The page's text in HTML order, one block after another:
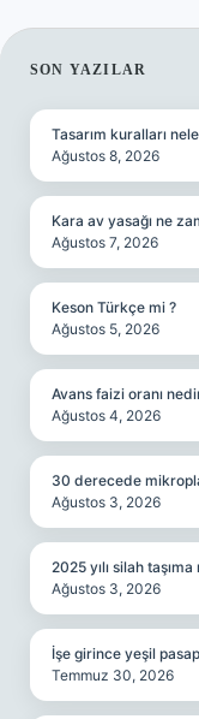
SON YAZILAR
Tasarım kuralları
Ağustos 8, 2026
Kara av yasağı ne
Ağustos 7, 2026
Keson Türkçe mi ?
Ağustos 5, 2026
Avans faizi oranı
Ağustos 4, 2026
30 derecede
Ağustos 3, 2026
2025 yılı silah
Ağustos 3, 2026
İşe girince yeşil
Temmuz 30, 2026